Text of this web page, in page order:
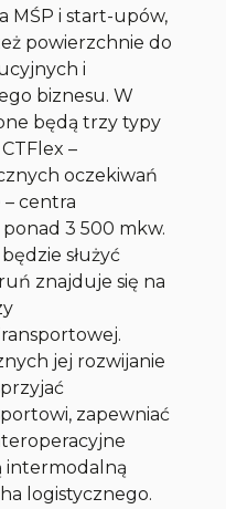
MŚP i start-upów,
powierzchnie do
i
biznesu. W
będą trzy typy
–
oczekiwań
– centra
3 500 mkw.
służyć
znajduje się na
jej rozwijanie
zapewniać
intermodalną
logistycznego.